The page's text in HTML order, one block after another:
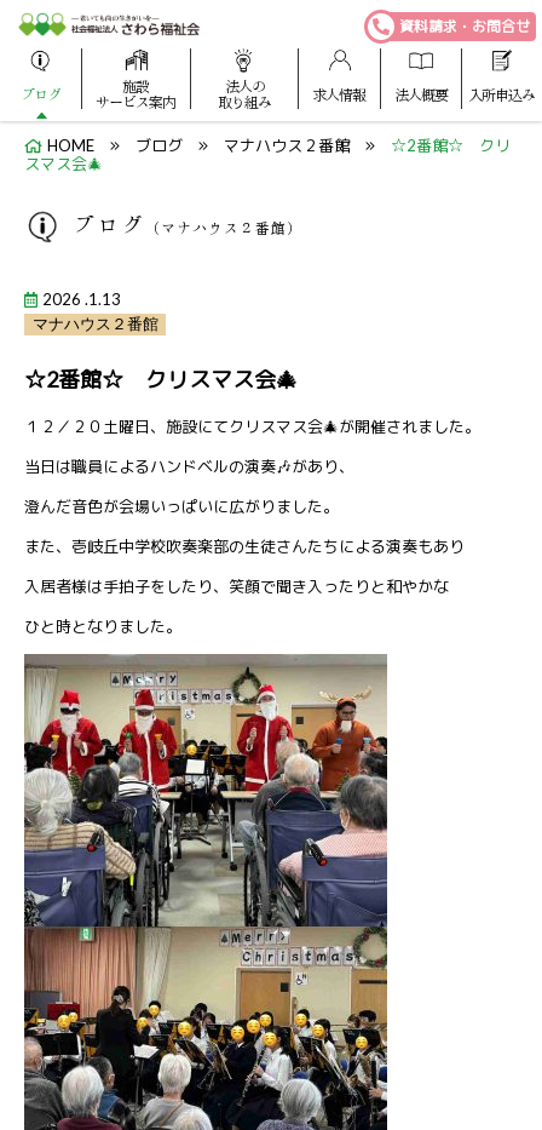
ブログ
施設
サービス案内
法人の
取り組み
求人情報 法人概要 入所申込み
資料請求・お問合せ
HOME ブログ マナハウス２番館
☆2番館☆ クリ
スマス会🎄
ブログ （マナハウス２番館）
2026 .1.13
マナハウス２番館
☆2番館☆ クリスマス会🎄
１２／２０土曜日、施設にてクリスマス会🎄が開催されました。
当日は職員によるハンドベルの演奏🎶があり、
澄んだ音色が会場いっぱいに広がりました。
また、壱岐丘中学校吹奏楽部の生徒さんたちによる演奏もあり
入居者様は手拍子をしたり、笑顔で聞き入ったりと和やかな
ひと時となりました。